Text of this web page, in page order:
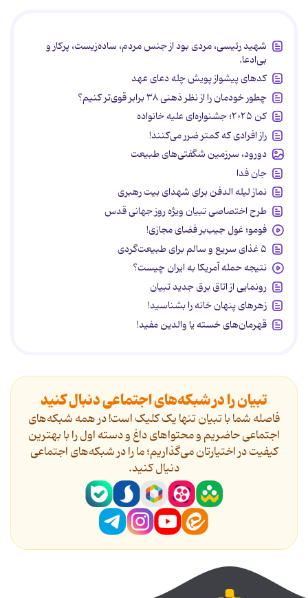
شهید رئیسی، مردی بود از جنس مردم، ساده‌زیست، پرکار و
بی‌ادعا.
کدهای پیشواز پویش چله دعای عهد
چطور خودمان را از نظر ذهنی ۳۸ برابر قوی‌تر کنیم؟
کن ۲۰۲۵؛ جشنواره‌ای علیه خانواده
راز افرادی که کمتر ضرر می‌کنند!
دورود، سرزمین شگفتی‌های طبیعت
جان فدا
نماز لیله الدفن برای شهدای بیت رهبری
طرح اختصاصی تبیان ویژه روز جهانی قدس
فومو؛ غول جیب‌بر فضای مجازی!
۵ غذای سریع و سالم برای طبیعت‌گردی
نتیجه حمله آمریکا به ایران چیست؟
رونمایی از اتاق برق جدید تبیان
زهرهای پنهان خانه را بشناسید!
قهرمان‌های خسته یا والدین مفید!
تبیان را در شبکه‌های اجتماعی دنبال کنید
فاصله شما با تبیان تنها یک کلیک است! در همه شبکه‌های
اجتماعی حاضریم و محتواهای داغ و دسته اول را با بهترین
کیفیت در اختیارتان می‌گذاریم؛ ما را در شبکه‌های اجتماعی
دنیال کنید.